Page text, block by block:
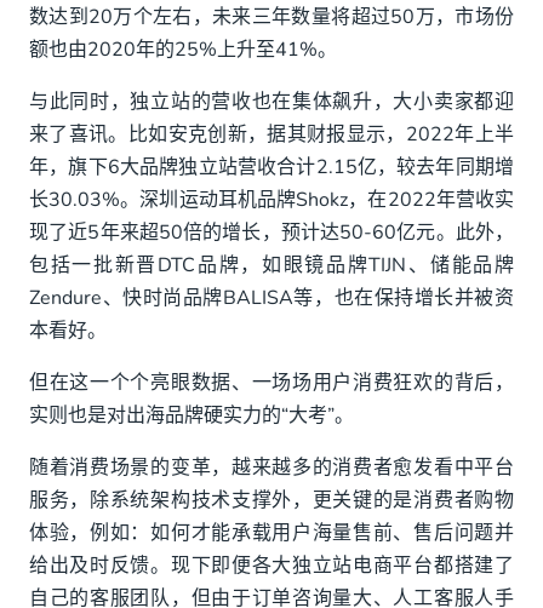
数达到20万个左右，未来三年数量将超过50万，市场份
额也由2020年的25%上升至41%。
与此同时，独立站的营收也在集体飙升，大小卖家都迎
来了喜讯。比如安克创新，据其财报显示，2022年上半
年，旗下6大品牌独立站营收合计2.15亿，较去年同期增
长30.03%。深圳运动耳机品牌Shokz，在2022年营收实
现了近5年来超50倍的增长，预计达50-60亿元。此外，
包括一批新晋DTC品牌，如眼镜品牌TIJN、储能品牌
Zendure、快时尚品牌BALISA等，也在保持增长并被资
本看好。
但在这一个个亮眼数据、一场场用户消费狂欢的背后，
实则也是对出海品牌硬实力的“大考”。
随着消费场景的变革，越来越多的消费者愈发看中平台
服务，除系统架构技术支撑外，更关键的是消费者购物
体验，例如：如何才能承载用户海量售前、售后问题并
给出及时反馈。现下即便各大独立站电商平台都搭建了
自己的客服团队，但由于订单咨询量大、人工客服人手